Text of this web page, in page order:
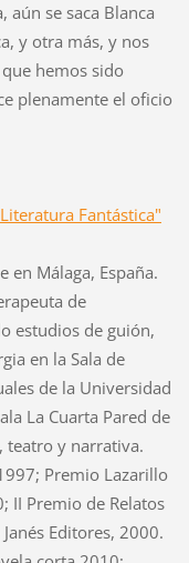
aún se saca Blanca
y otra más, y nos
hemos sido
plenamente el oficio
Fantástica"
en Málaga, España.
de
estudios de guión,
en la Sala de
de la Universidad
La Cuarta Pared de
teatro y narrativa.
Premio Lazarillo
II Premio de Relatos
Editores, 2000.